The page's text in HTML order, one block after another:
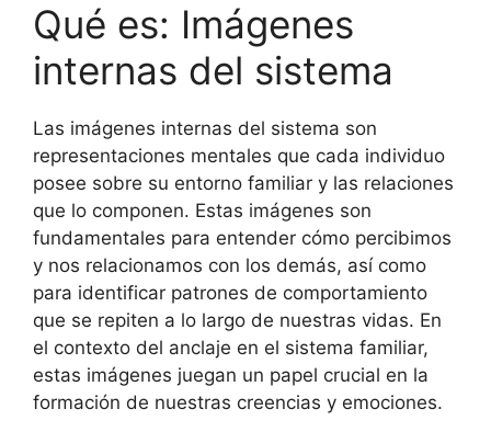
Qué es: Imágenes
internas del sistema
Las imágenes internas del sistema son
representaciones mentales que cada individuo
posee sobre su entorno familiar y las relaciones
que lo componen. Estas imágenes son
fundamentales para entender cómo percibimos
y nos relacionamos con los demás, así como
para identificar patrones de comportamiento
que se repiten a lo largo de nuestras vidas. En
el contexto del anclaje en el sistema familiar,
estas imágenes juegan un papel crucial en la
formación de nuestras creencias y emociones.